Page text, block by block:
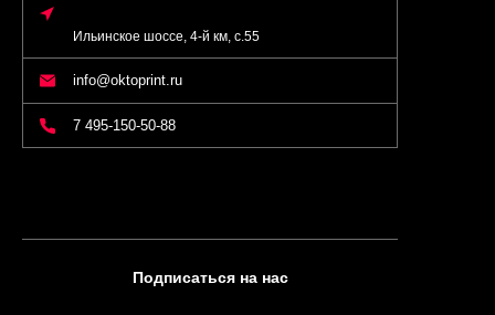
Ильинское шоссе, 4-й км, с.55
info@oktoprint.ru
7 495-150-50-88
Подписаться на нас